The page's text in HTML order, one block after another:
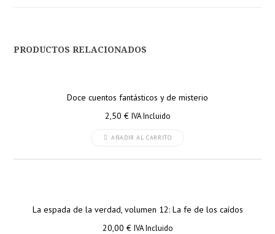
PRODUCTOS RELACIONADOS
Doce cuentos fantásticos y de misterio
2,50 € IVA Incluido
AÑADIR AL CARRITO
La espada de la verdad, volumen 12: La fe de los caídos
20,00 € IVA Incluido